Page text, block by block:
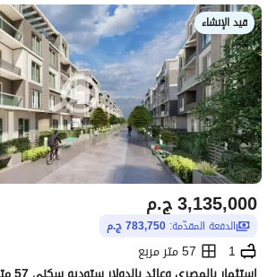
قيد الإنشاء
ج.م3,135,000
الدفعة المقدّمة: 783,750 ج.م
1
57 متر مربع